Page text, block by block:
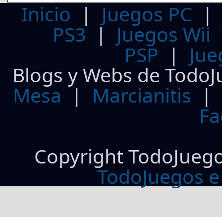
Inicio | Juegos PC
PS3| Juegos Wii
PSP |
Blogs y Webs de
Mesa | Marcianitis |
Copyright
TodoJuegos